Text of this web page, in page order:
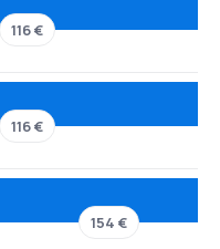
116 €
116 €
154 €